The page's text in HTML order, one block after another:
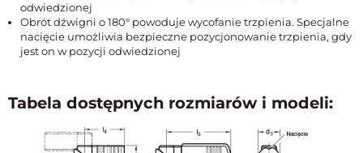
odwiedzionej
Obrót dźwigni o 180° powoduje wycofanie trzpienia. Specjalne
nacięcie umożliwia bezpieczne pozycjonowanie trzpienia, gdy
jest on w pozycji odwiedzionej
Tabela dostępnych rozmiarów i modeli: